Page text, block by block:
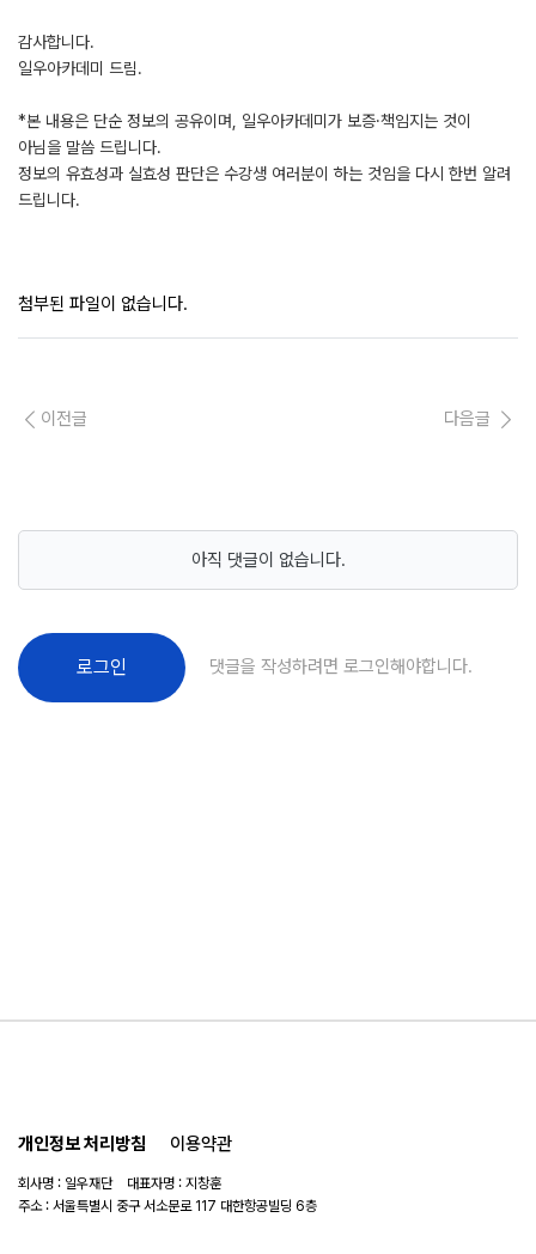
감사합니다.
일우아카데미 드림.
*본 내용은 단순 정보의 공유이며, 일우아카데미가 보증·책임지는 것이
아님을 말씀 드립니다.
정보의 유효성과 실효성 판단은 수강생 여러분이 하는 것임을 다시 한번 알려
드립니다.
첨부된 파일이 없습니다.
이전글 다음글
아직 댓글이 없습니다.
로그인 댓글을 작성하려면 로그인해야합니다.
개인정보 처리방침 이용약관
회사명 : 일우재단 대표자명 : 지창훈
주소 : 서울특별시 중구 서소문로 117 대한항공빌딩 6층